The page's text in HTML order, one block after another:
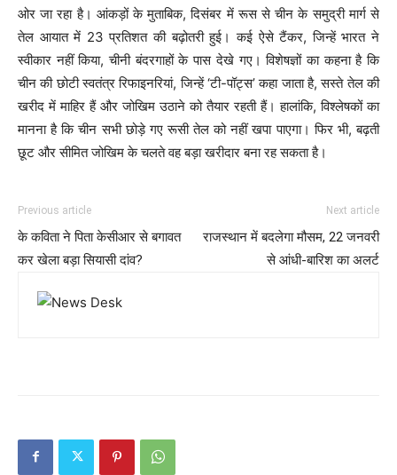
ओर जा रहा है। आंकड़ों के मुताबिक, दिसंबर में रूस से चीन के समुद्री मार्ग से
तेल आयात में 23 प्रतिशत की बढ़ोतरी हुई। कई ऐसे टैंकर, जिन्हें भारत ने
स्वीकार नहीं किया, चीनी बंदरगाहों के पास देखे गए। विशेषज्ञों का कहना है कि
चीन की छोटी स्वतंत्र रिफाइनरियां, जिन्हें ‘टी-पॉट्स’ कहा जाता है, सस्ते तेल की
खरीद में माहिर हैं और जोखिम उठाने को तैयार रहती हैं। हालांकि, विश्लेषकों का
मानना है कि चीन सभी छोड़े गए रूसी तेल को नहीं खपा पाएगा। फिर भी, बढ़ती
छूट और सीमित जोखिम के चलते वह बड़ा खरीदार बना रह सकता है।
Previous article
के कविता ने पिता केसीआर से बगावत
कर खेला बड़ा सियासी दांव?
Next article
राजस्थान में बदलेगा मौसम, 22 जनवरी
से आंधी-बारिश का अलर्ट